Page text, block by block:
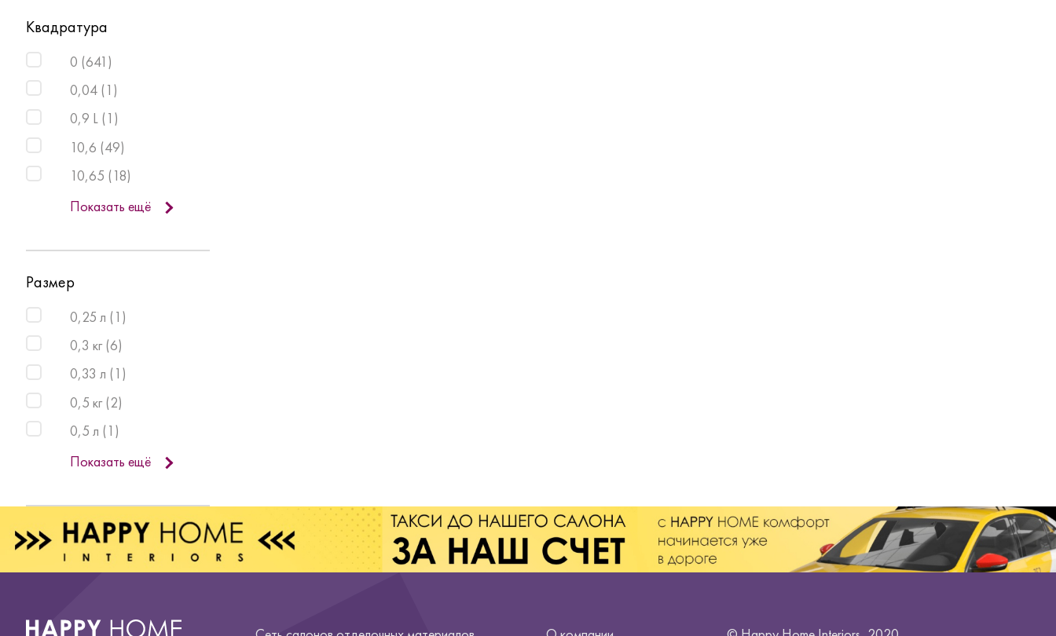
Квадратура
0 (641 )
0,04 ( 1 )
0,9 L ( 1 )
10,6 (49)
10,65 ( 18)
Показать ещё
Размер
0,25 л ( 1 )
0,3 кг(6)
0,33 л ( 1 )
0,5 кг(2)
0,5 л ( 1 )
Показать ещё